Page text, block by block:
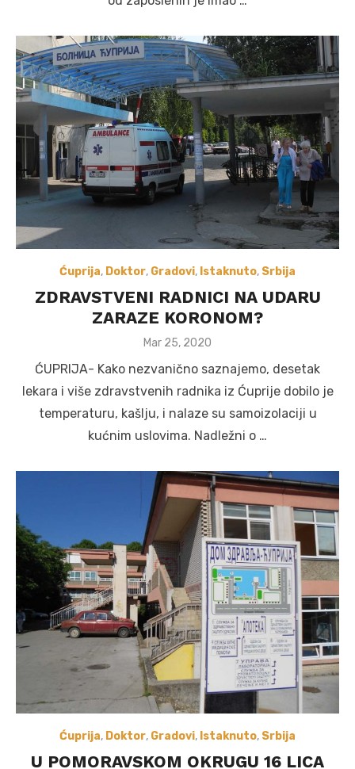
Ćuprija, Doktor, Gradovi, Istaknuto, Srbija
ZDRAVSTVENI RADNICI NA UDARU
ZARAZE KORONOM?
Posted
Mar 25, 2020
ĆUPRIJA- Kako nezvanično saznajemo, desetak
lekara i više zdravstvenih radnika iz Ćuprije dobilo je
temperaturu, kašlju, i nalaze su samoizolaciji u
kućnim uslovima. Nadležni o …
Ćuprija, Doktor, Gradovi, Istaknuto, Srbija
U POMORAVSKOM OKRUGU 16 LICA